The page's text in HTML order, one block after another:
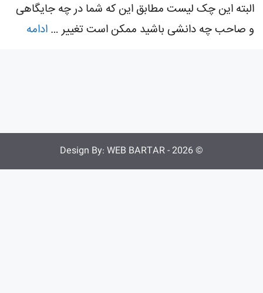
البته این چک لیست مطابق این که شما در چه جایگاهی
و صاحب چه دانشی باشید ممکن است تغییر … ادامه
© 2026 - Design By:
WEB BARTAR